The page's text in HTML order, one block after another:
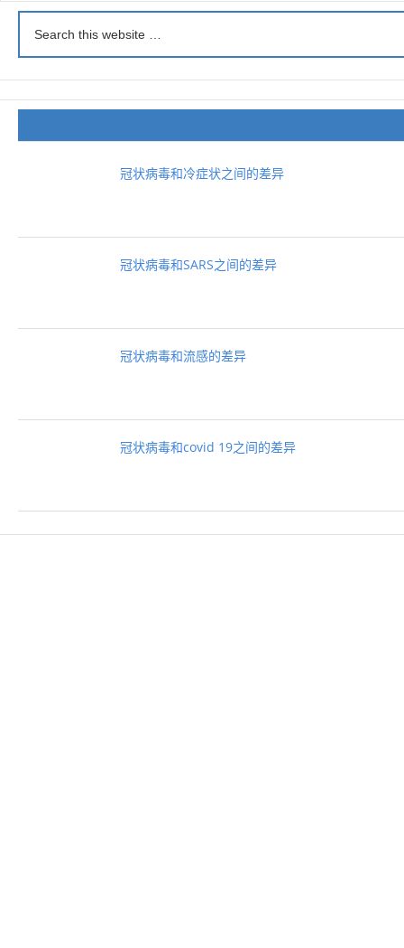
冠状病毒和冷症状之间的差异
冠状病毒和SARS之间的差异
冠状病毒和流感的差异
冠状病毒和covid 19之间的差异